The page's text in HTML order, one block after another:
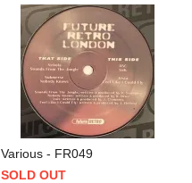
Various - FR049
SOLD OUT